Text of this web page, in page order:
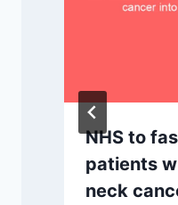
NHS to
patients
neck